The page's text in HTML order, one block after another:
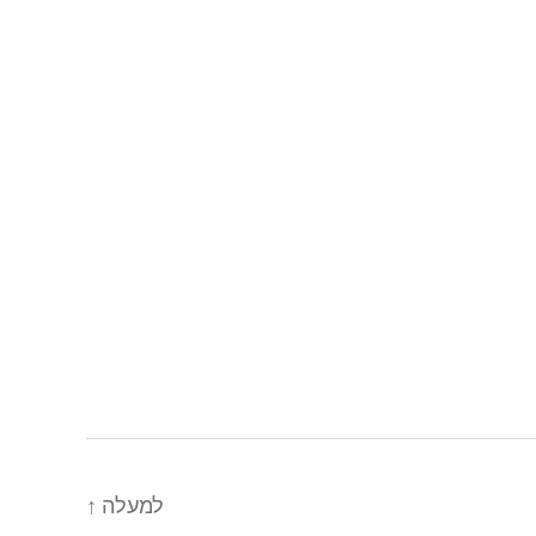
למעלה ↑